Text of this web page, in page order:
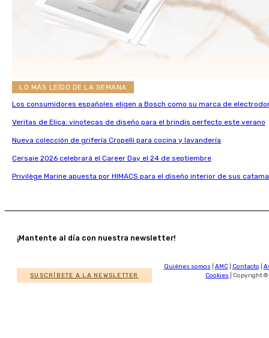
LO MÁS LEÍDO DE LA SEMANA
Los consumidores españoles eligen a Bosch como su marca de
Veritas de Elica: vinotecas de diseño para el brindis perfecto este verano
Nueva colección de grifería Cropelli para cocina y lavandería
Cersaie 2026 celebrará el Career Day el 24 de septiembre
Privilège Marine apuesta por HIMACS para el diseño interior de sus
¡Mantente al día con nuestra newsletter!
SUSCRÍBETE A LA NEWSLETTER
Quiénes somos AMC| Contacto
Cookies | Copyright